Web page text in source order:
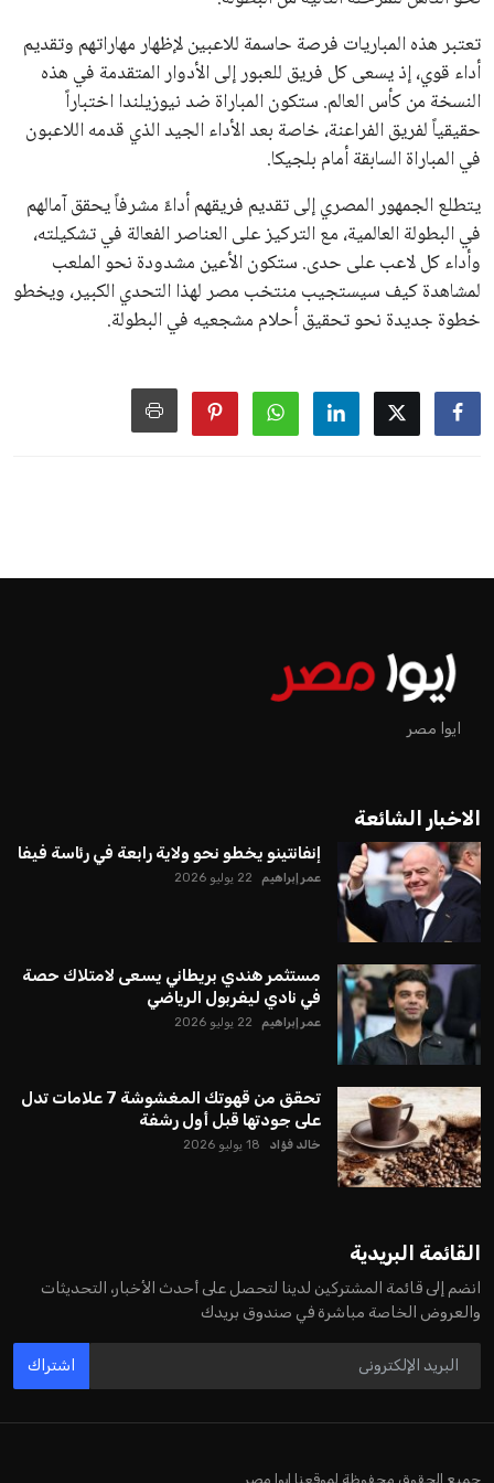
تعتبر هذه المباريات فرصة حاسمة للاعبين لإظهار مهاراتهم وتقديم
أداء قوي، إذ يسعى كل فريق للعبور إلى الأدوار المتقدمة في هذه
النسخة من كأس العالم. ستكون المباراة ضد نيوزيلندا اختباراً
حقيقياً لفريق الفراعنة، خاصة بعد الأداء الجيد الذي قدمه اللاعبون
في المباراة السابقة أمام بلجيكا.
يتطلع الجمهور المصري إلى تقديم فريقهم أداءً مشرفاً يحقق آمالهم
في البطولة العالمية، مع التركيز على العناصر الفعالة في تشكيلته،
وأداء كل لاعب على حدى. ستكون الأعين مشدودة نحو الملعب
لمشاهدة كيف سيستجيب منتخب مصر لهذا التحدي الكبير، ويخطو
خطوة جديدة نحو تحقيق أحلام مشجعيه في البطولة.
ايوا مصر
الاخبار الشائعة
إنفانتينو يخطو نحو ولاية رابعة في رئاسة فيفا
عمر إبراهيم 22 يوليو 2026
مستثمر هندي بريطاني يسعى لامتلاك حصة
في نادي ليفربول الرياضي
عمر إبراهيم 22 يوليو 2026
تحقق من قهوتك المغشوشة 7 علامات تدل
على جودتها قبل أول رشفة
خالد فؤاد 18 يوليو 2026
القائمة البريدية
انضم إلى قائمة المشتركين لدينا لتحصل على أحدث الأخبار، التحديثات
والعروض الخاصة مباشرة في صندوق بريدك
اشتراك
جميع الحقوق محفوظة لموقعنا ايوا مصر